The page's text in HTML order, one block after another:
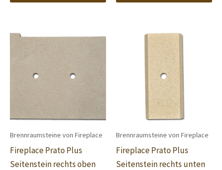
Brennraumsteine von Fireplace
Fireplace Prato Plus
Seitenstein rechts oben
Brennraumsteine von Fireplace
Fireplace Prato Plus
Seitenstein rechts unten